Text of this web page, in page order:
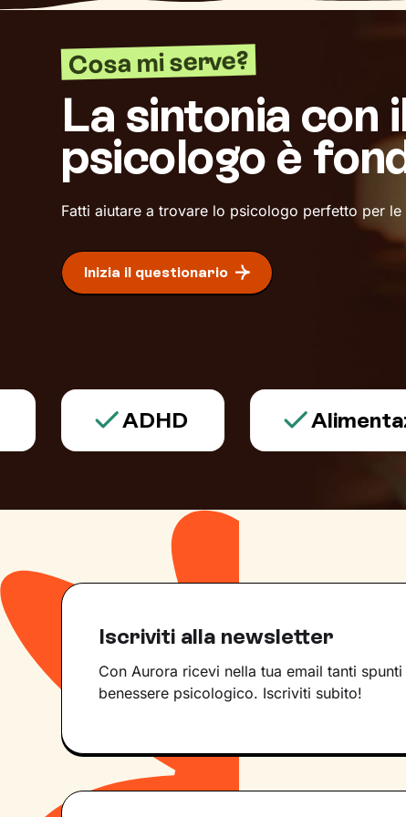
Cosa mi serve?
La sintonia con
psicologo è
Fatti aiutare a trovare lo psicologo perfetto per le
Inizia il questionario
ADHD Alimentazione
Iscriviti alla newsletter
Con Aurora ricevi nella tua email tanti
benessere psicologico. Iscriviti subito!